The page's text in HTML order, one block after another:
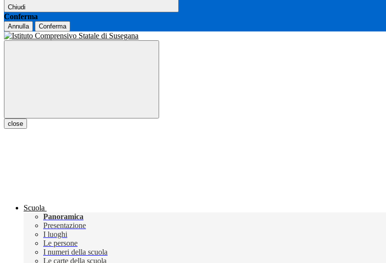
Chiudi
Conferma
Annulla Conferma
close
Scuola
Panoramica
Presentazione
I luoghi
Le persone
I numeri della scuola
Le carte della scuola